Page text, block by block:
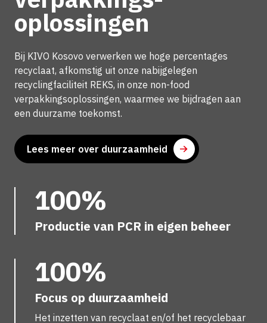
oplossingen
Bij KIVO Kosovo verwerken we hoge percentages
recyclaat, afkomstig uit onze nabijgelegen
recyclingfaciliteit REKS, in onze non-food
verpakkingsoplossingen, waarmee we bijdragen aan
een duurzame toekomst.
Lees meer over duurzaamheid
100%
Productie van PCR in eigen beheer
100%
Focus op duurzaamheid
Het inzetten van recyclaat en/of het recyclebaar